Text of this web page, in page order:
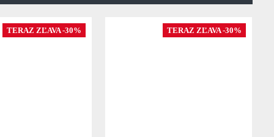
TERAZ ZĽAVA -30% TERAZ ZĽAVA -30%